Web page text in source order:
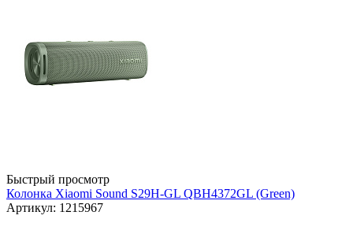
Быстрый просмотр
Колонка Xiaomi Sound S29H-GL QBH4372GL (Green)
Артикул: 1215967